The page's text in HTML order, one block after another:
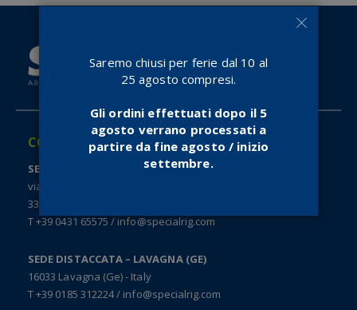
CONTATTI
SEDE - SAN GIORGIO DI NOGARO (UD)
via Enrico Fermi, 18 - Z. I. Aussa Corno
33058 San Giorgio di Nogaro (Ud) - Italy
T +39 0431 65575 / info@specialrig.com
SEDE DISTACCATA – LAVAGNA (GE)
16033 Lavagna (Ge) - Italy
T +39 0185 312224/ info@specialrig.com
Saremo chiusi per ferie dal 10 al
25 agosto compresi.
Gli ordini effettuati dopo il 5
agosto verrano processati a
partire da fine agosto / inizio
settembre.